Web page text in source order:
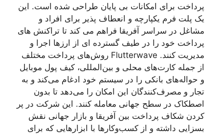
پرداخت برای امکانات بی پایان طراحی شده است. این
یک پلت فرم یکپارچه و انعطاف پذیر برای افراد و
مشاغل در سراسر آفریقا فراهم می کند تا تراکنش های
پرداخت خود را در طیف گسترده ای از ارزها اجرا و
مدیریت کنند. Flutterwave روش‌های پرداخت مختلف
از جمله کارت‌های محلی و بین‌المللی، کیف پول موبایل
و حواله‌های بانکی را در سیستم خود ادغام می‌کند و به
تجار و مصرف‌کنندگان این امکان را می‌دهد تا بدون
اصطکاک در سطح جهانی معامله کنند. این شرکت در پر
کردن شکاف پرداخت بین آفریقا و بازار جهانی نقش
بسزایی داشته و از کسب‌وکارها با ابزارهایی که برای